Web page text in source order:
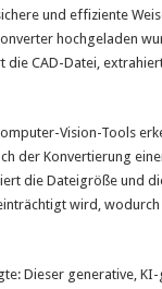
und effiziente
hochgeladen
CAD-Datei,
Vision-Tools
der Konvertierung
die Dateigröße und
wird,
Dieser generative,